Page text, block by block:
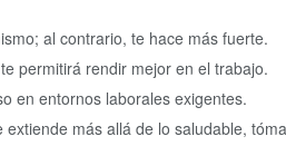
al contrario, te hace más fuerte.
permitirá rendir mejor en el trabajo.
en entornos laborales exigentes.
más allá de lo saludable,